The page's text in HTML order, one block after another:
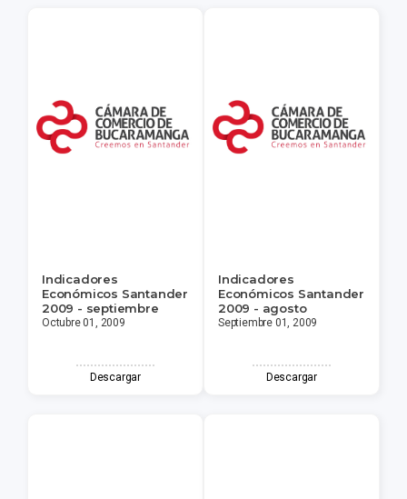
Indicadores
Económicos Santander
2009 - septiembre
Octubre 01, 2009
Descargar
Indicadores
Económicos Santander
2009 - agosto
Septiembre 01, 2009
Descargar